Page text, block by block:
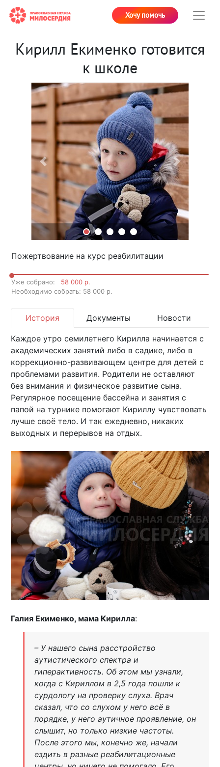
Хочу помочь
Кирилл Екименко готовится
к школе
Previous Next
Пожертвование на курс реабилитации
Уже собрано:
58 000 р.
Необходимо собрать: 58 000 р.
История Документы Новости
Каждое утро семилетнего Кирилла начинается с
академических занятий либо в садике, либо в
коррекционно-развивающем центре для детей с
проблемами развития. Родители не оставляют
без внимания и физическое развитие сына.
Регулярное посещение бассейна и занятия с
папой на турнике помогают Кириллу чувствовать
лучше своё тело. И так ежедневно, никаких
выходных и перерывов на отдых.
Галия Екименко, мама Кирилла:
– У нашего сына расстройство
аутистического спектра и
гиперактивность. Об этом мы узнали,
когда с Кириллом в 2,5 года пошли к
сурдологу на проверку слуха. Врач
сказал, что со слухом у него всё в
порядке, у него аутичное проявление, он
слышит, но только низкие частоты.
После этого мы, конечно же, начали
ездить в разные реабилитационные